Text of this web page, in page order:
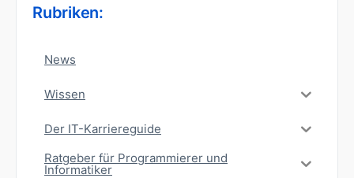
Rubriken:
News
Wissen
Der IT-Karriereguide
Ratgeber für Programmierer und
Informatiker